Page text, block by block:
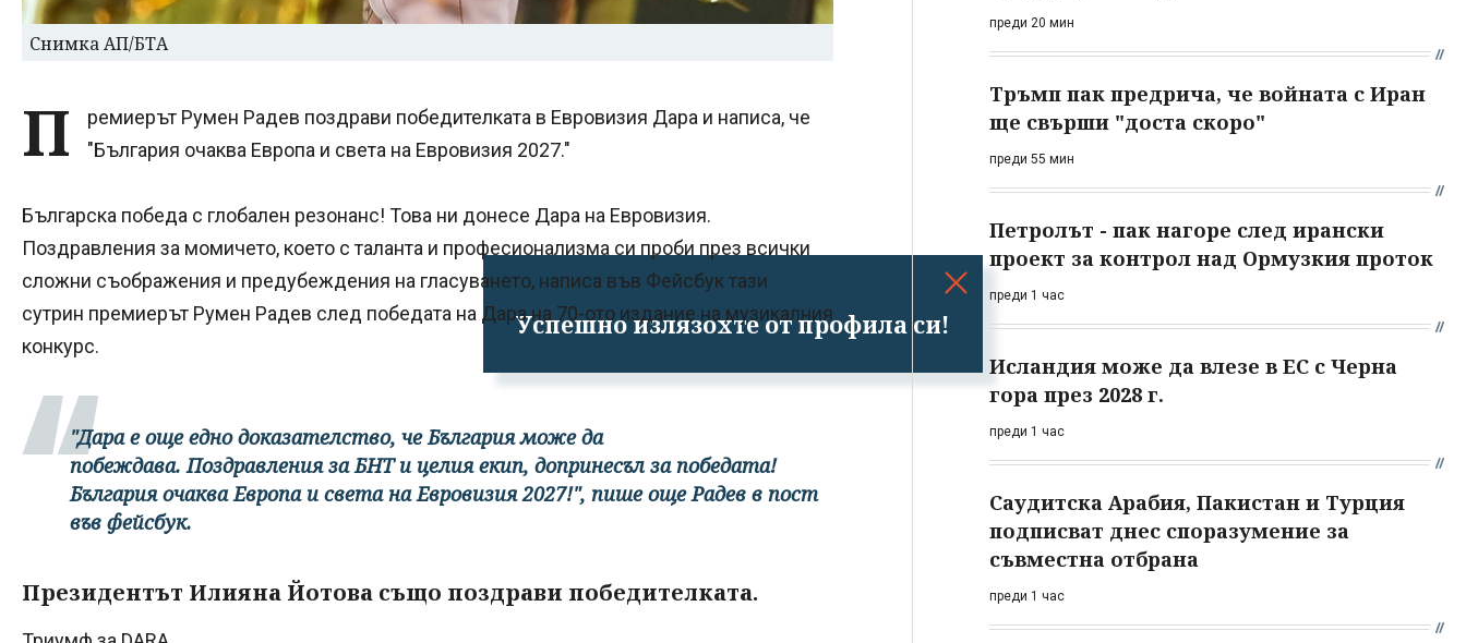
Успешно излязохте от профила си!
Снимка АП/БТА
П
ремиерът Румен Радев поздрави победителката в Евровизия Дара и написа, че
"България очаква Европа и света на Евровизия 2027."
Българска победа с глобален резонанс! Това ни донесе Дара на Евровизия.
Поздравления за момичето, което с таланта и професионализма си проби през всички
сложни съображения и предубеждения на гласуването, написа във Фейсбук тази
сутрин премиерът Румен Радев след победата на Дара на 70-ото издание на музикалния
конкурс.
"Дара е още едно доказателство, че България може да
побеждава. Поздравления за БНТ и целия екип, допринесъл за победата!
България очаква Европа и света на Евровизия 2027!", пише още Радев в пост
във фейсбук.
Президентът Илияна Йотова също поздрави победителката.
преди 20 мин
Тръмп пак предрича, че войната с Иран
ще свърши "доста скоро"
преди 55 мин
Петролът - пак нагоре след ирански
проект за контрол над Ормузкия проток
преди 1 час
Исландия може да влезе в ЕС с Черна
гора през 2028 г.
преди 1 час
Саудитска Арабия, Пакистан и Турция
подписват днес споразумение за
съвместна отбрана
преди 1 час